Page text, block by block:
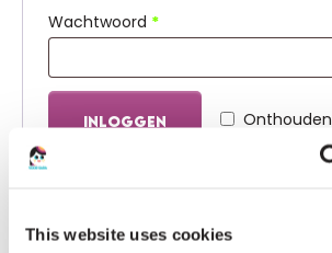
This website uses cookies
Wachtwoord *Vereist
Onthouden
INLOGGEN
Je wachtwoord vergeten?